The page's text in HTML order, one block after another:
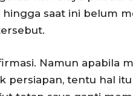
saat ini belum
Namun apabila
persiapan, tentu hal